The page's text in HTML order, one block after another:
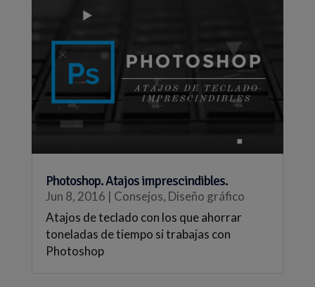
Photoshop. Atajos imprescindibles.
Jun 8, 2016 | Consejos, Diseño gráfico
Atajos de teclado con los que ahorrar
toneladas de tiempo si trabajas con
Photoshop